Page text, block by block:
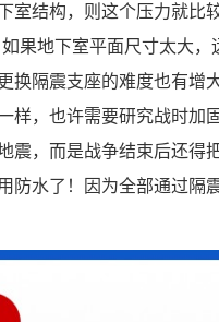
室结构，则这个压力就比
果地下室平面尺寸太大
换隔震支座的难度也有增
样，也许需要研究战时加
震，而是战争结束后还得
防水了！因为全部通过隔